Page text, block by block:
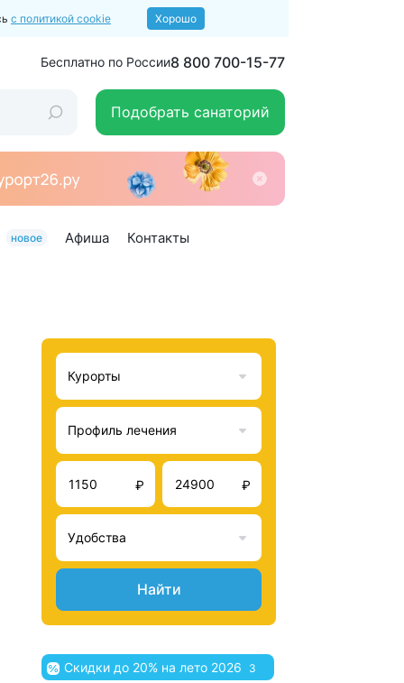
с политикой cookie Хорошо
Бесплатно по России8 800 700-15-77
Подобрать санаторий
новое Афиша Контакты
Курорты
Профиль лечения
₽ ₽
Удобства
Найти
Скидки до 20% на лето 2026 3